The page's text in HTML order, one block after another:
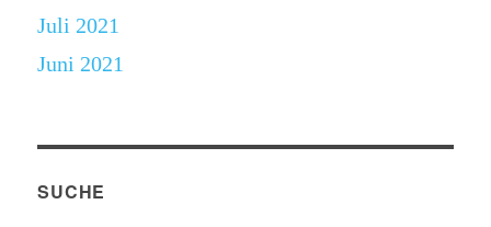
Juli 2021
Juni 2021
SUCHE